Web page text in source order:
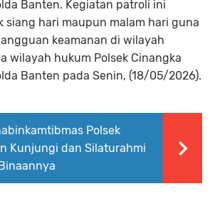
Banten. Kegiatan patroli ini
siang hari maupun malam hari guna
keamanan di wilayah
wilayah hukum Polsek Cinangka
Banten pada Senin, (18/05/2026).
Polsek
Kunjungi dan Silaturahmi